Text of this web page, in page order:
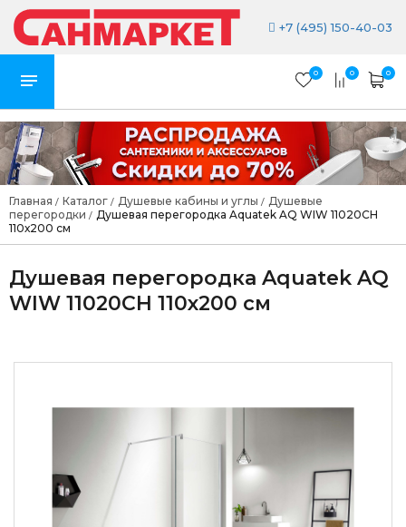
+7 (495) 150-40-03
0 0 0
Главная / Каталог / Душевые кабины и углы / Душевые
перегородки / Душевая перегородка Aquatek AQ WIW 11020CH
110х200 см
Душевая перегородка Aquatek AQ
WIW 11020CH 110х200 см